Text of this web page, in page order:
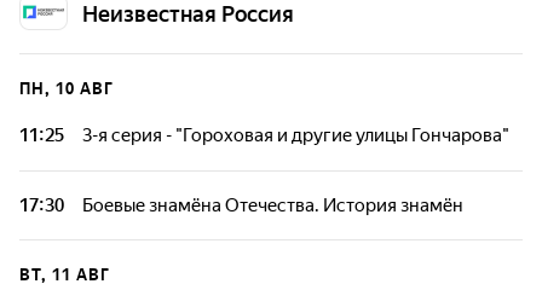
Неизвестная Россия
ПН, 10 АВГ
11:25 3-я серия - "Гороховая и другие улицы Гончарова"
Документальный цикл, посвящённый знаменитым
связанным с историей Северной столицы.
17:30 Боевые знамёна Отечества. История знамён
Документальный цикл, посвящённый знаменитым
ВТ, 11 АВГ